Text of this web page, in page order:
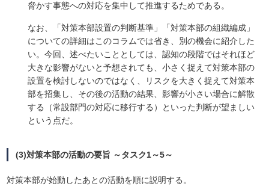
脅かす事態への対応を集中して推進するためである。
なお、「対策本部設置の判断基準」「対策本部の組織編成」
についての詳細はこのコラムでは省き、別の機会に紹介した
い。今回、述べたいこととしては、認知の段階ではそれほど
大きな影響がないと予想されても、小さく捉えて対策本部の
設置を検討しないのではなく、リスクを大きく捉えて対策本
部を招集し、その後の活動の結果、影響が小さい場合に解散
する（常設部門の対応に移行する）といった判断が望ましい
という点だ。
(3)対策本部の活動の要旨 ～タスク1～5～
対策本部が始動したあとの活動を順に説明する。